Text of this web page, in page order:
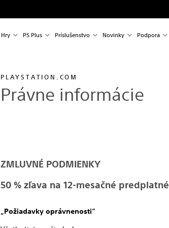
Hry PS Plus Príslušenstvo Novinky Podpora
PLAYSTATION.COM
Právne informácie
ZMLUVNÉ PODMIENKY
50 % zľava na 12-mesačné predplatné
„Požiadavky oprávnenosti“